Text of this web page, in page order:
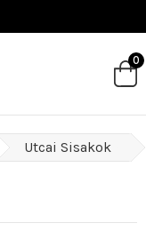
0
Utcai Sisakok